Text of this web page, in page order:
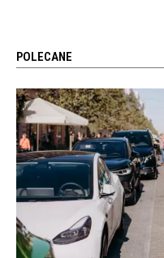
POLECANE